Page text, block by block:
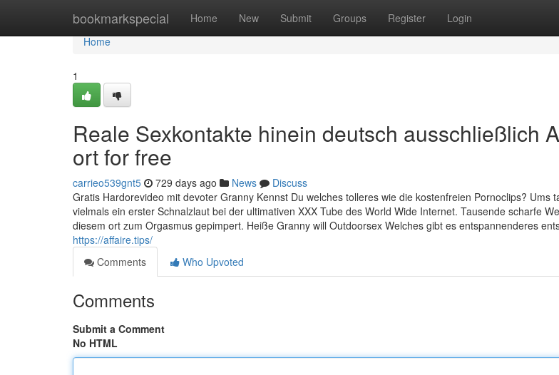
bookmarkspecial Home New Submit Groups Register Login
Home
Home
1
Reale Sexkontakte hinein deutsch ausschließlich
ort for free
carrieo539gnt5 729 days ago News
Discuss
Gratis Hardorevideo mit devoter Granny Kennst Du welches tolleres wie die kostenfreien Pornoclips? Ums
vielmals ein erster Schnalzlaut bei der ultimativen XXX Tube des World Wide Internet. Tausende scharfe
diesem ort zum Orgasmus gepimpert. Heiße Granny will Outdoorsex Welches gibt es entspannenderes
https://affaire.tips/
Comments
Who Upvoted
Comments
Submit a Comment
No HTML